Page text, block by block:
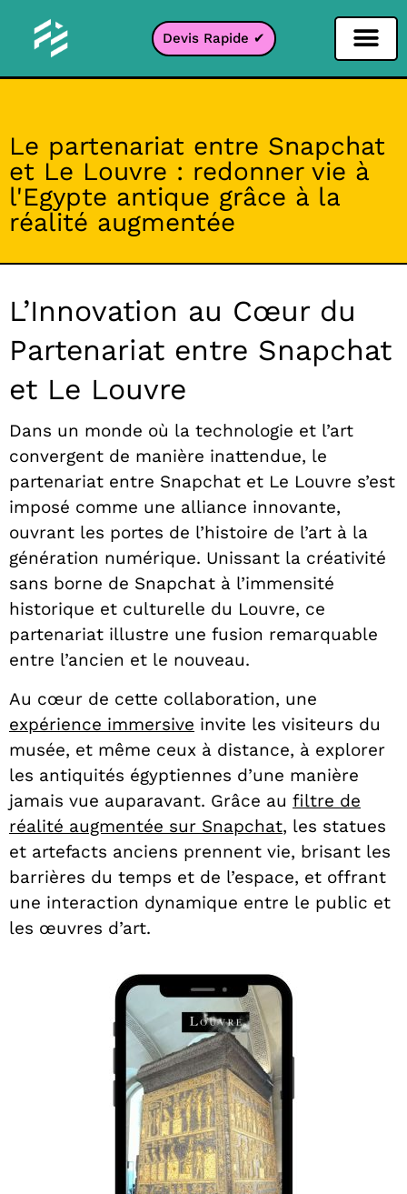
Devis Rapide ✔
Le partenariat entre Snapchat
et Le Louvre : redonner vie à
l'Egypte antique grâce à la
réalité augmentée
L’Innovation au Cœur du
Partenariat entre Snapchat
et Le Louvre
Dans un monde où la technologie et l’art
convergent de manière inattendue, le
partenariat entre Snapchat et Le Louvre s’est
imposé comme une alliance innovante,
ouvrant les portes de l’histoire de l’art à la
génération numérique. Unissant la créativité
sans borne de Snapchat à l’immensité
historique et culturelle du Louvre, ce
partenariat illustre une fusion remarquable
entre l’ancien et le nouveau.
Au cœur de cette collaboration, une
expérience immersive invite les visiteurs du
musée, et même ceux à distance, à explorer
les antiquités égyptiennes d’une manière
jamais vue auparavant. Grâce au filtre de
réalité augmentée sur Snapchat, les statues
et artefacts anciens prennent vie, brisant les
barrières du temps et de l’espace, et offrant
une interaction dynamique entre le public et
les œuvres d’art.